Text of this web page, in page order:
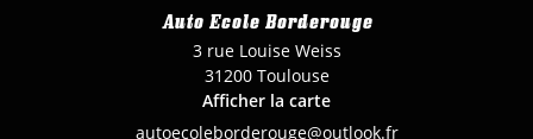
Auto Ecole Borderouge
3 rue Louise Weiss
31200 Toulouse
Afficher la carte